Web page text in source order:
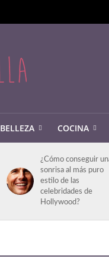
BELLEZA COCINA
¿Cómo conseguir
sonrisa al más puro
estilo de las
celebridades de
Hollywood?